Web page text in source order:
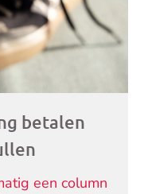
betalen
een column